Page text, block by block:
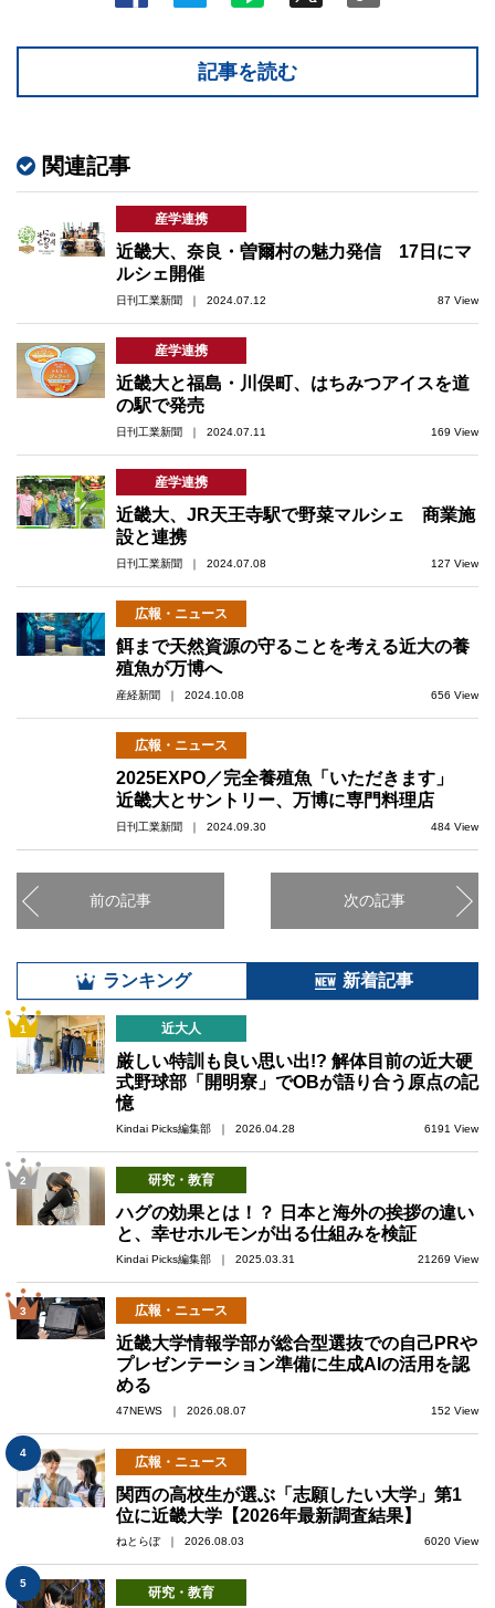
記事を読む
関連記事
産学連携
近畿大、奈良・曽爾村の魅力発信 17日にマ
ルシェ開催
日刊工業新聞 ｜ 2024.07.12 87 View
産学連携
近畿大と福島・川俣町、はちみつアイスを道
の駅で発売
日刊工業新聞 ｜ 2024.07.11 169 View
産学連携
近畿大、JR天王寺駅で野菜マルシェ 商業施
設と連携
日刊工業新聞 ｜ 2024.07.08 127 View
広報・ニュース
餌まで天然資源の守ることを考える近大の養
殖魚が万博へ
産経新聞 ｜ 2024.10.08 656 View
広報・ニュース
2025EXPO／完全養殖魚「いただきます」
近畿大とサントリー、万博に専門料理店
日刊工業新聞 ｜ 2024.09.30 484 View
前の記事 次の記事
ランキング 新着記事
1 近大人
厳しい特訓も良い思い出!? 解体目前の近大硬
式野球部「開明寮」でOBが語り合う原点の記
憶
Kindai Picks編集部 ｜ 2026.04.28 6191 View
2 研究・教育
ハグの効果とは！？ 日本と海外の挨拶の違い
と、幸せホルモンが出る仕組みを検証
Kindai Picks編集部 ｜ 2025.03.31 21269 View
3 広報・ニュース
近畿大学情報学部が総合型選抜での自己PRや
プレゼンテーション準備に生成AIの活用を認
める
47NEWS ｜ 2026.08.07 152 View
4
広報・ニュース
関西の高校生が選ぶ「志願したい大学」第1
位に近畿大学【2026年最新調査結果】
ねとらぼ ｜ 2026.08.03 6020 View
5
研究・教育